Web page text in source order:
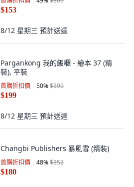
$153
8/12 星期三 預計送達
Pargankong 我的飯糰 - 繪本 37 (精
裝), 平裝
首購折扣價 50%$399
$199
8/12 星期三 預計送達
Changbi Publishers 暴風雪 (精裝)
首購折扣價 48%$352
$180